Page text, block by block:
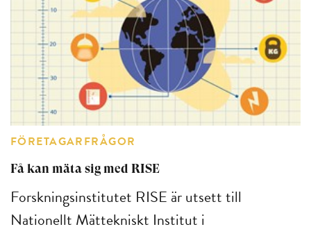
FÖRETAGARFRÅGOR
Få kan mäta sig med RISE
Forskningsinstitutet RISE är utsett till
Nationellt Mättekniskt Institut i